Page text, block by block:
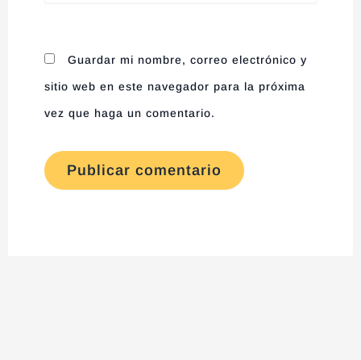
Guardar mi nombre, correo electrónico y
sitio web en este navegador para la próxima
vez que haga un comentario.